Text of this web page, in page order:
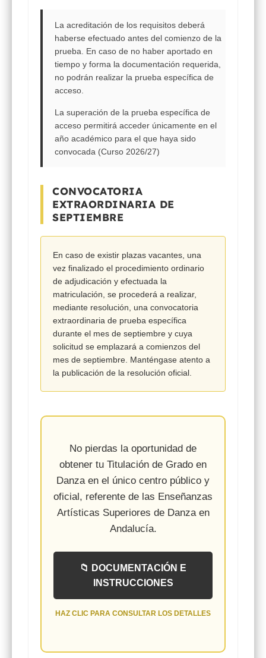
La acreditación de los requisitos deberá
haberse efectuado antes del comienzo de la
prueba . En caso de no haber aportado en
tiempo y forma la documentación requerida,
no podrán realizar la prueba específica de
acceso
La superación de la prueba específica de
acceso permitirá acceder únicamente en el
año académico para el que haya sido
convocada (Curso 2026/27)
CONVOCATORIA
EXTRAORDINARIA DE
SEPTIEMBRE
En caso de existir plazas vacantes , una
vez finalizado el procedimiento ordinario
de adjudicación y efectuada la
matriculación, se procederá a realizar,
mediante resolución, una convocatoria
extraordinaria de prueba específica
durante el mes de septiembre y cuya
solicitud se emplazará a comienzos del
mes de septiembre. Manténgase atento a
la publicación de la resolución oficial.
No pierdas la oportunidad de
obtener tu Titulación de Grado en
Danza en el único centro público y
oficial, referente de las Enseñanzas
Artísticas Superiores de Danzaen
Andalucía.
📁 DOCUMENTACIÓN E
INSTRUCCIONES
HAZ CLIC PARA CONSULTAR LOS DETALLES